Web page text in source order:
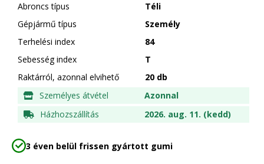
Abroncs típus
Téli
Gépjármű típus
Személy
Terhelési index
84
Sebesség index
T
Raktárról, azonnal elvihető
20 db
Személyes átvétel
Azonnal
Házhozszállítás
2026. aug. 11. (kedd)
3 éven belül frissen gyártott gumi